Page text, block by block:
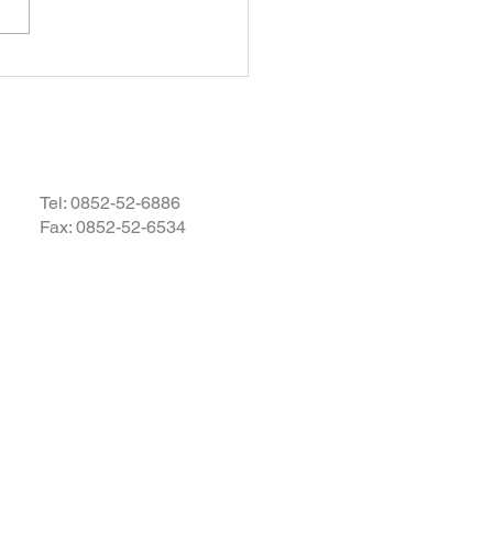
れますとともに、速やかに
Tel: 0852-52-6886
Fax: 0852-52-6534